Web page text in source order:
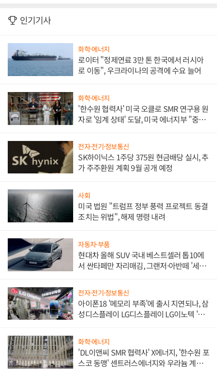
인기기사
화학·에너지
로이터 "정제연료 3만 톤 한국에서 러시아
로 이동", 우크라이나의 공격에 수요 늘어
화학·에너지
'한수원 협력사' 미국 오클로 SMR 연구용 원
자로 '임계 상태' 도달, 미국 에너지부 "중요
전자·전기·정보통신
SK하이닉스 1주당 375원 현금배당 실시, 추
가 주주환원 계획 9월 공개 예정
사회
미국 법원 "트럼프 정부 풍력 프로젝트 동결
조치는 위법", 해제 명령 내려
자동차·부품
현대차 올해 SUV 국내 베스트셀러 톱10에
서 싼타페만 자리매김, 그랜저·아반떼 '세단
전자·전기·정보통신
아이폰18 '메모리 부족'에 출시 지연되나, 삼
성디스플레이 LG디스플레이 LG이노텍 '탈
화학·에너지
'DL이앤씨 SMR 협력사' X에너지, '한수원 포
스코 동맹' 센트러스에너지와 우라늄 계약